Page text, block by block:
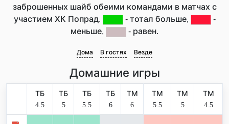
заброшенных шайб обеими командами в матчах с
участием ХК Попрад.
- тотал больше,
-
меньше,
- равен.
Дома В гостях Везде
Домашние игры
ТБ
4.5
ТБ
5
ТБ
5.5
ТБ
6
ТМ
6
ТМ
5.5
ТМ
5
ТМ
4.5